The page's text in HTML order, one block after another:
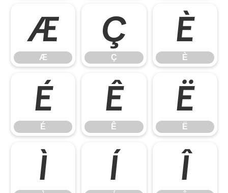
Æ
Æ
Ç
Ç
È
È
É
É
Ê
Ê
Ë
Ë
Ì Í Î